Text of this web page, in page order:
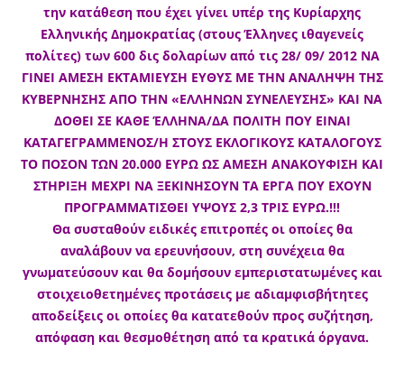
την κατάθεση που έχει γίνει υπέρ της Κυρίαρχης
Ελληνικής Δημοκρατίας (στους Έλληνες ιθαγενείς
πολίτες) των 600 δις δολαρίων από τις 28/ 09/ 2012 ΝΑ
ΓΙΝΕΙ ΑΜΕΣΗ ΕΚΤΑΜΙΕΥΣΗ ΕΥΘΥΣ ΜΕ ΤΗΝ ΑΝΑΛΗΨΗ ΤΗΣ
ΚΥΒΕΡΝΗΣΗΣ ΑΠΟ ΤΗΝ «ΕΛΛΗΝΩΝ ΣΥΝΕΛΕΥΣΗΣ» ΚΑΙ ΝΑ
ΔΟΘΕΙ ΣΕ ΚΑΘΕ ΈΛΛΗΝΑ/ΔΑ ΠΟΛΙΤΗ ΠΟΥ ΕΙΝΑΙ
ΚΑΤΑΓΕΓΡΑΜΜΕΝΟΣ/Η ΣΤΟΥΣ ΕΚΛΟΓΙΚΟΥΣ ΚΑΤΑΛΟΓΟΥΣ
ΤΟ ΠΟΣΟΝ ΤΩΝ 20.000 ΕΥΡΩ ΩΣ ΑΜΕΣΗ ΑΝΑΚΟΥΦΙΣΗ ΚΑΙ
ΣΤΗΡΙΞΗ ΜΕΧΡΙ ΝΑ ΞΕΚΙΝΗΣΟΥΝ ΤΑ ΕΡΓΑ ΠΟΥ ΕΧΟΥΝ
ΠΡΟΓΡΑΜΜΑΤΙΣΘΕΙ ΥΨΟΥΣ 2,3 ΤΡΙΣ ΕΥΡΩ.!!!
Θα συσταθούν ειδικές επιτροπές οι οποίες θα
αναλάβουν να ερευνήσουν, στη συνέχεια θα
γνωματεύσουν και θα δομήσουν εμπεριστατωμένες και
στοιχειοθετημένες προτάσεις με αδιαμφισβήτητες
αποδείξεις οι οποίες θα κατατεθούν προς συζήτηση,
απόφαση και θεσμοθέτηση από τα κρατικά όργανα.